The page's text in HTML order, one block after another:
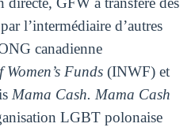
l’intermédiaire d’autres
canadienne
Funds(INWF) et
Mama Cash. Mama Cash
LGBT polonaise